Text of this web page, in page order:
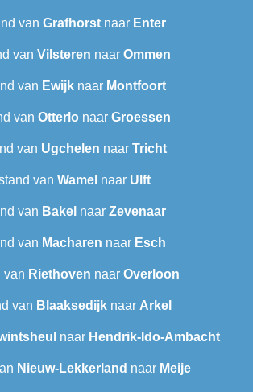
van Grafhorstnaar Enter
van Vilsteren naar Ommen
van Ewijk naar Montfoort
van Otterlo naar Groessen
van Ugchelen naar Tricht
van Wamel naar Ulft
van Bakel naar Zevenaar
van Macharen naar Esch
van Riethoven naar Overloon
van Blaaksedijk naar Arkel
naar Hendrik-Ido-Ambacht
Nieuw-Lekkerland naar Meije